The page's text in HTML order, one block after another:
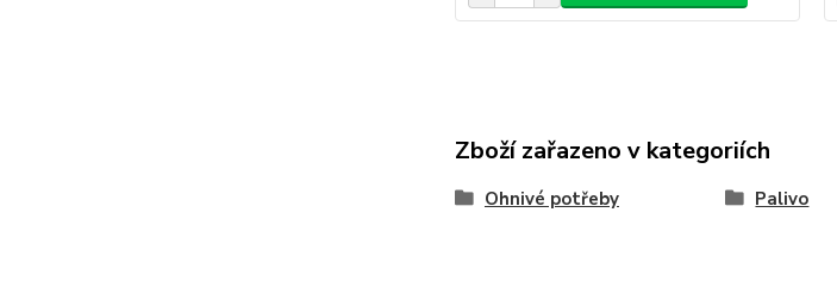
Zboží zařazeno v kategoriích
Ohnivé potřeby Palivo